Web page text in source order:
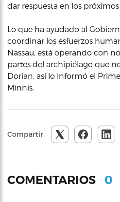
dar respuesta en los próximos
Lo que ha ayudado al
coordinar los esfuerzos
Nassau, está operando con
partes del archipiélago que
Dorian, así lo informó el
Minnis.
Compartir
COMENTARIOS 0